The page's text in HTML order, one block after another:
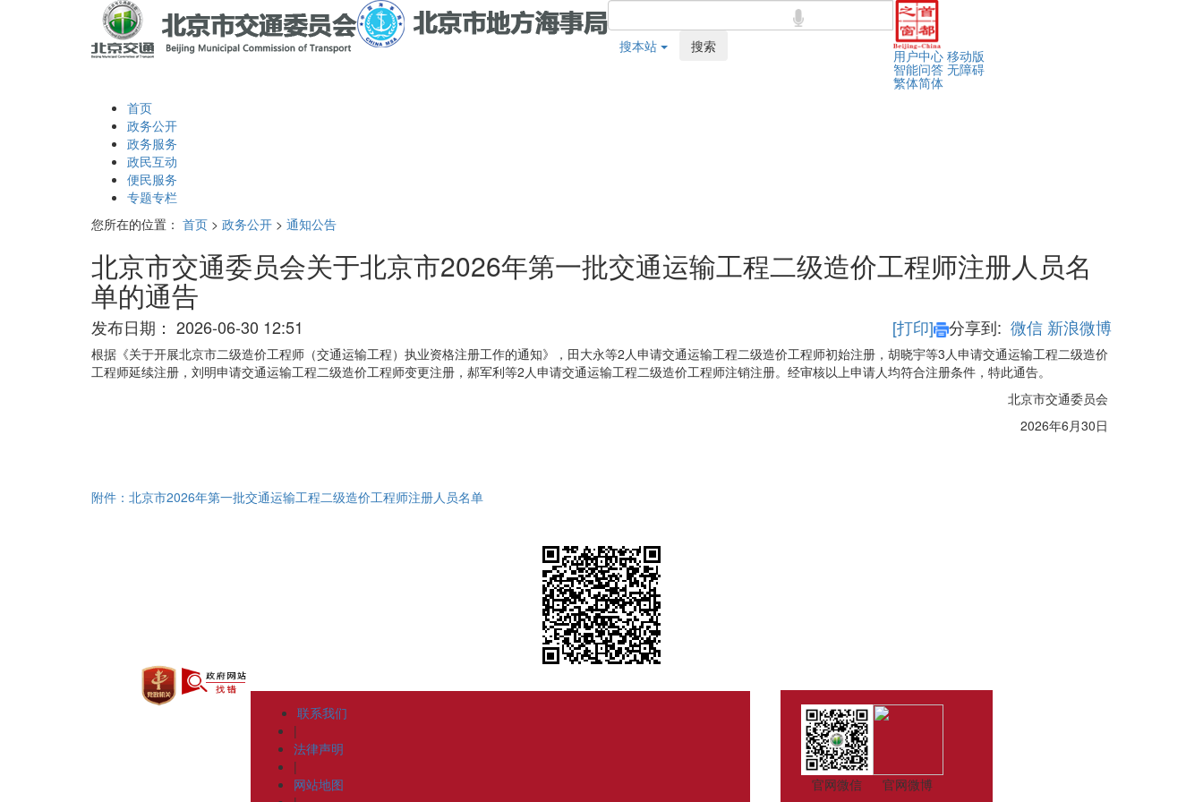
搜本站 搜索
用户中心 移动版
智能问答 无障碍
繁体简体
首页
政务公开
政务服务
政民互动
便民服务
专题专栏
您所在的位置： 首页 > 政务公开 > 通知公告
北京市交通委员会关于北京市2026年第一批交通运输工程二级造价工程师注册人员名
单的通告
发布日期： 2026-06-30 12:51 [打印] 分享到: 微信 新浪微博
根据《关于开展北京市二级造价工程师（交通运输工程）执业资格注册工作的通知》，田大永等2人申请交通运输工程二级造价工程师初始注册，胡晓宇等3人申请交通运输工程二级造价
工程师延续注册，刘明申请交通运输工程二级造价工程师变更注册，郝军利等2人申请交通运输工程二级造价工程师注销注册。经审核以上申请人均符合注册条件，特此通告。
北京市交通委员会
2026年6月30日
附件：北京市2026年第一批交通运输工程二级造价工程师注册人员名单
联系我们
|
法律声明
|
网站地图
官网微信 官网微博